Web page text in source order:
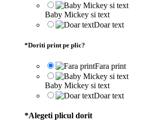
Baby Mickey si text
Doar text
*Doriti print pe plic?
Fara print
Baby Mickey si text
Doar text
*Alegeti plicul dorit